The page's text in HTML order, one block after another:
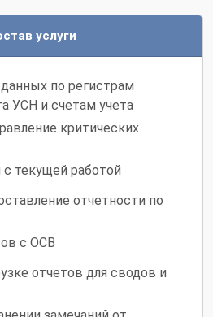
услуги
по регистрам
УСН и счетам учета
критических
текущей работой
отчетности по
с ОСВ
отчетов для сводов и